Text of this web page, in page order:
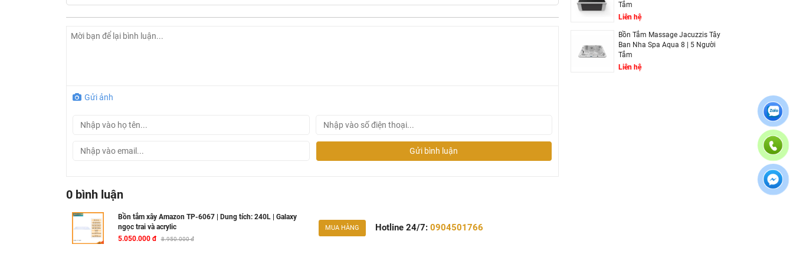
Lòng bồn thiết kế công thái học, tối ưu trải nghiệm: Các đường cong và độ dốc bên trong lòng bồn được tính toán
Gửi ảnh
Gửi bình luận
0 bình luận
Bồn tắm xây Amazon TP-6067 | Dung tích: 240L | Galaxy
ngọc trai và acrylic
5.050.000 đ
8.950.000 đ
MUA HÀNG Hotline 24/7:0904501766
Tắm
Liên hệ
Bồn Tắm Massage Jacuzzis Tây
Ban Nha Spa Aqua 8 | 5 Người
Tắm
Liên hệ